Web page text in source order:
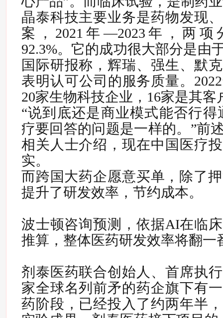
晶泰科技主要业务是药物发现
案，2021年—2023年，两项
92.3%。它的成功很大部分是由
国际研报称，辉瑞、强生、默
表明认可公司的服务质量。
20家生物科技企业，16家是其客
“说到底还是商业模式能否行
疗要回答的问题是一样的。”前
相关人士介绍，现在中国医疗
实。
而跨国大药企愿意买单，除了
提升了研发效率，节约成本。
波士顿咨询预测，依据AI在临
推算，整体医药研发效率将翻一
剂泰医药联合创始人、首席执
家全球名列前矛的药企旗下有
药阶段，已经投入了约两年半